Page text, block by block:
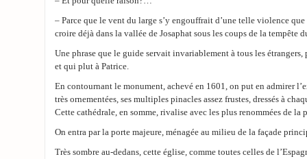
– Parce que le vent du large s’y engouffrait d’une telle violence
croire déjà dans la vallée de Josaphat sous les coups de la tempête
Une phrase que le guide servait invariablement à tous les
et qui plut à Patrice.
En contournant le monument, achevé en 1601, on put en admirer
très ornementées, ses multiples pinacles assez frustes, dressés à
Cette cathédrale, en somme, rivalise avec les plus renommées de la
On entra par la porte majeure, ménagée au milieu de la façade
Très sombre au-dedans, cette église, comme toutes celles de